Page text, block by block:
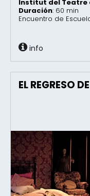
Institut del Teatre
Duración: 60 min
Encuentro de
info
EL REGRESO